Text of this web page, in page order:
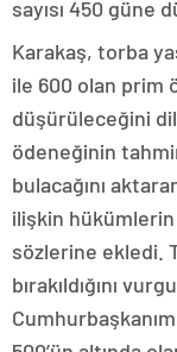
sayısı 450 güne
Karakaş, torba
ile 600 olan prim
düşürüleceğini
ödeneğinin
bulacağını
ilişkin
sözlerine ekledi.
bırakıldığını